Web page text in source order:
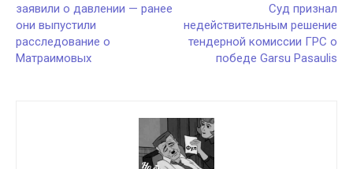
заявили о давлении — ранее
они выпустили
расследование о
Матраимовых
Суд признал
недействительным решение
тендерной комиссии ГРС о
победе Garsu Pasaulis